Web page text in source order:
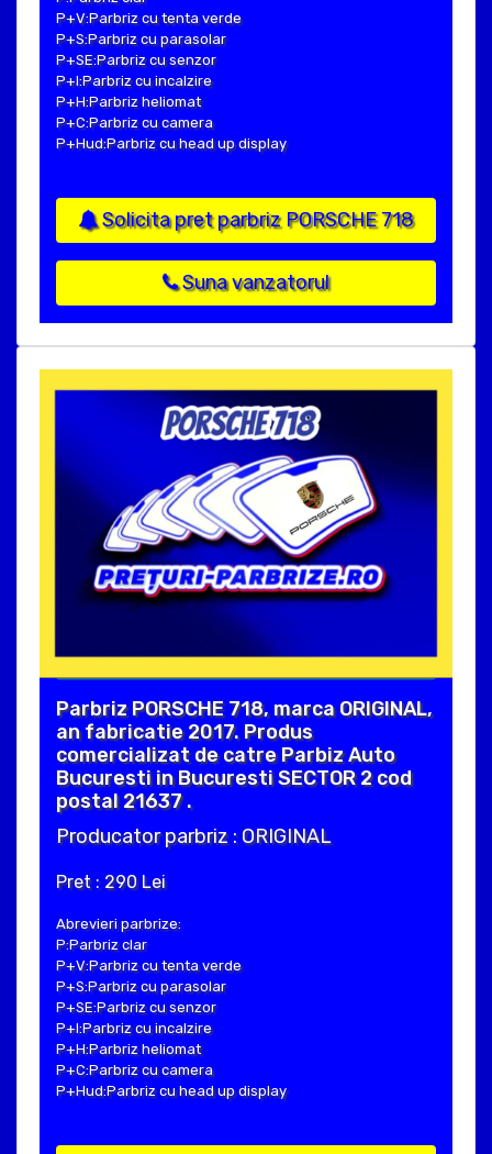
P+V:Parbriz cu tenta verde
P+S:Parbriz cu parasolar
P+SE:Parbriz cu senzor
P+I:Parbriz cu incalzire
P+H:Parbriz heliomat
P+C:Parbriz cu camera
P+Hud:Parbriz cu head up display
Solicita pret parbriz PORSCHE 718
Suna vanzatorul
Parbriz PORSCHE 718, marca ORIGINAL,
an fabricatie 2017. Produs
comercializat de catre Parbiz Auto
Bucuresti in Bucuresti SECTOR 2 cod
postal 21637 .
Producator parbriz : ORIGINAL
Pret : 290 Lei
Abrevieri parbrize:
P:Parbriz clar
P+V:Parbriz cu tenta verde
P+S:Parbriz cu parasolar
P+SE:Parbriz cu senzor
P+I:Parbriz cu incalzire
P+H:Parbriz heliomat
P+C:Parbriz cu camera
P+Hud:Parbriz cu head up display